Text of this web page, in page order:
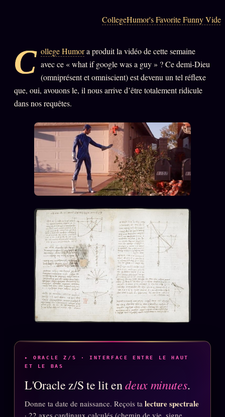
Oracle Carte du Jour
Audit Social
LIVRES TRILOGIE + 2
BRAQUAGE2021
SUSPECTE2022
Compte Suspendu2024
Les Limites2025
Le procès Brigitte Macron
Catalogue
ZS Bundle
Références
SOCIÉTÉ DES AMIS
L'Association ★
S'abonner GRATUIT
Cercle Privé 30€/M
Lectures des sœurs
CollegeHumor's Favorite Funny
C ollege Humora produit la vidéo de cette semaine
avec ce « what if google was a guy » ? Ce demi-Dieu
(omniprésent et omniscient) est devenu un tel réflexe
que, oui, avouons le, il nous arrive d’être totalement ridicule
dans nos requêtes.
▸ ORACLE Z/S · INTERFACE ENTRE LE HAUT
ET LE BAS
L'Oracle z/S te lit endeux minutes.
Donne ta date de naissance. Reçois ta lecture spectrale